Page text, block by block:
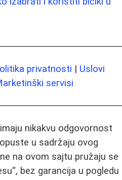
privatnosti | Uslovi
servisi
nikakvu odgovornost
u sadržaju ovog
na ovom sajtu pružaju se
bez garancija u pogledu